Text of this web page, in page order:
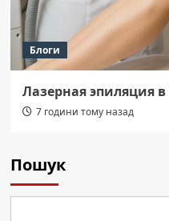
Блоги
Лазерная эпиляция
7 години тому назад
Пошук